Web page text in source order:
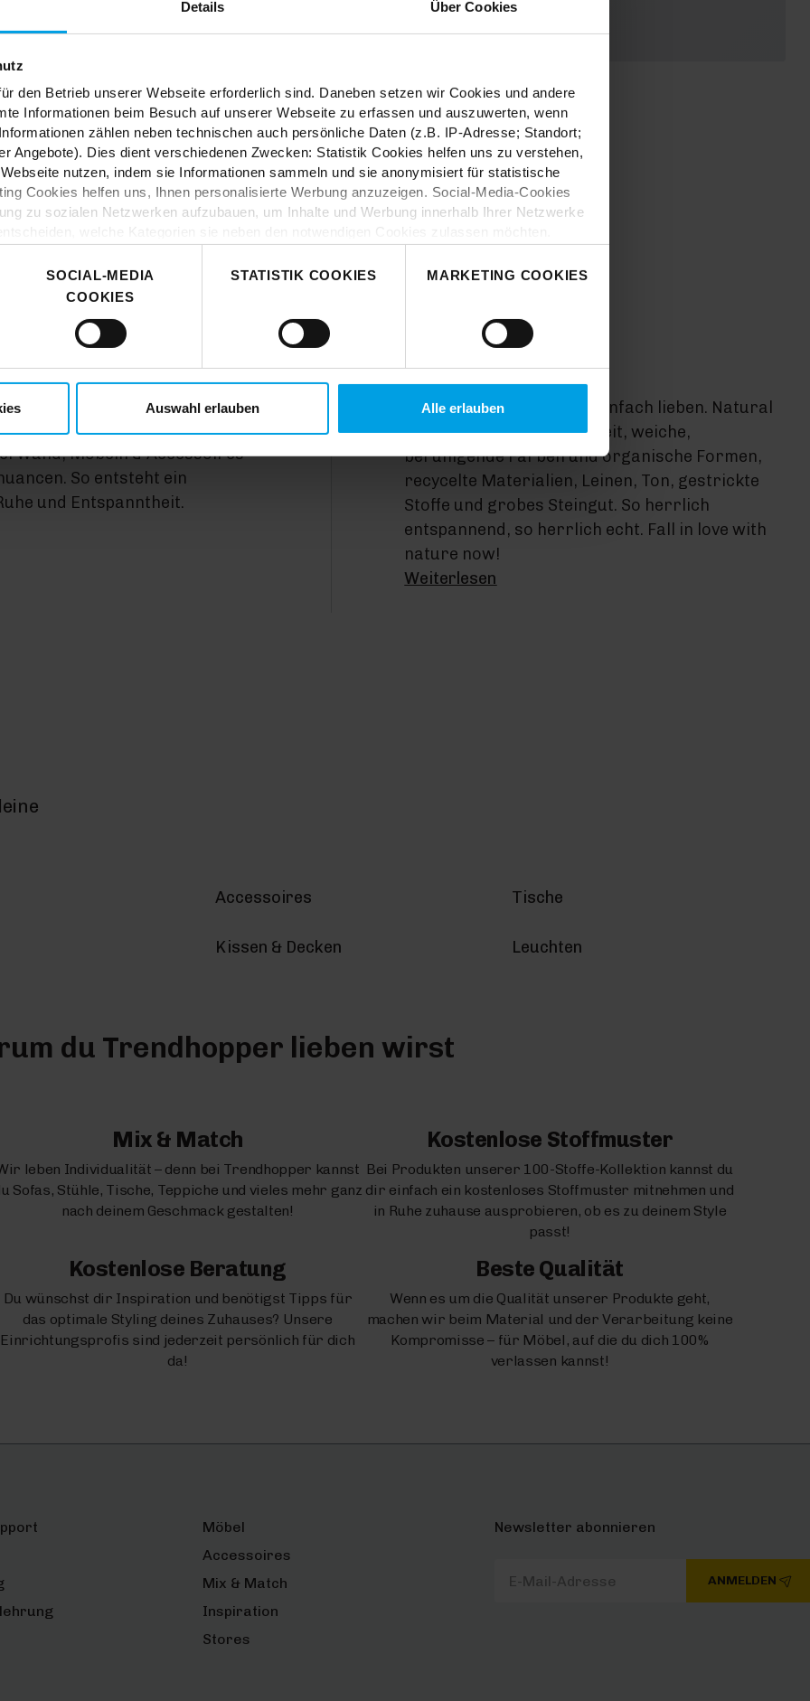
Details Über Cookies
den Betrieb unserer Webseite erforderlich sind. Daneben setzen wir Cookies und andere
Informationen beim Besuch auf unserer Webseite zu erfassen und auszuwerten, wenn
zählen neben technischen auch persönliche Daten (z.B. IP-Adresse; Standort;
Angebote). Dies dient verschiedenen Zwecken: Statistik Cookies helfen uns zu verstehen,
nutzen, indem sie Informationen sammeln und sie anonymisiert für statistische
Cookies helfen uns, Ihnen personalisierte Werbung anzuzeigen. Social-Media-Cookies
zu sozialen Netzwerken aufzubauen, um Inhalte und Werbung innerhalb Ihrer Netzwerke
sind. Über „ Einstellungen“ können sie eine Auswahl treffen. Sie können eine
Wirkung für die Zukunft widerrufen. Für weitere Informationen lesen Sie bitte unsere
SOCIAL-MEDIA
COOKIES
STATISTIK COOKIES MARKETING COOKIES
Auswahl erlauben Alle erlauben
gestalten? Bei
Ideen und jede
wie du es
ist Ton in Ton dein Style. Hier
Wand, Möbeln & Accessoires
So entsteht ein
und Entspanntheit.
Natural Bliss
Diesen Trend muss man einfach lieben. Natural
Bliss steht für Natürlichkeit, weiche,
beruhigende Farben und organische Formen,
recycelte Materialien, Leinen, Ton, gestrickte
Stoffe und grobes Steingut. So herrlich
entspannend, so herrlich echt. Fall in love with
nature now!
Weiterlesen
Accessoires Tische
Kissen & Decken Leuchten
du Trendhopper lieben wirst
Mix & Match
leben Individualität – denn bei Trendhopper kannst
Sofas, Stühle, Tische, Teppiche und vieles mehr ganz
nach deinem Geschmack gestalten!
Kostenlose Stoffmuster
Bei Produkten unserer 100-Stoffe-Kollektion kannst du
dir einfach ein kostenloses Stoffmuster mitnehmen und
in Ruhe zuhause ausprobieren, ob es zu deinem Style
passt!
Kostenlose Beratung
Du wünschst dir Inspiration und benötigst Tipps für
das optimale Styling deines Zuhauses? Unsere
Einrichtungsprofis sind jederzeit persönlich für dich
da!
Beste Qualität
Wenn es um die Qualität unserer Produkte geht,
machen wir beim Material und der Verarbeitung keine
Kompromisse – für Möbel, auf die du dich 100%
verlassen kannst!
Möbel
Accessoires
Mix & Match
Inspiration
Stores
Newsletter abonnieren
ANMELDEN